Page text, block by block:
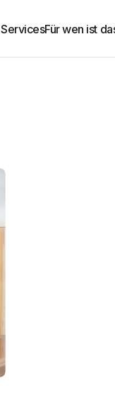
ServicesFür wen ist